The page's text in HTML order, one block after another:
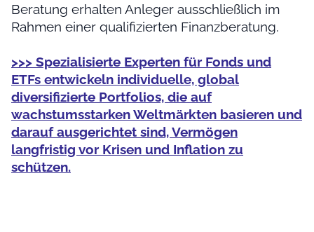
Beratung erhalten Anleger ausschließlich im
Rahmen einer qualifizierten Finanzberatung.
>>> Spezialisierte Experten für Fonds und
ETFs entwickeln individuelle, global
diversifizierte Portfolios, die auf
wachstumsstarken Weltmärkten basieren und
darauf ausgerichtet sind, Vermögen
langfristig vor Krisen und Inflation zu
schützen.